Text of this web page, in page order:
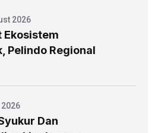
2026
Ekosistem
Pelindo Regional
Dan